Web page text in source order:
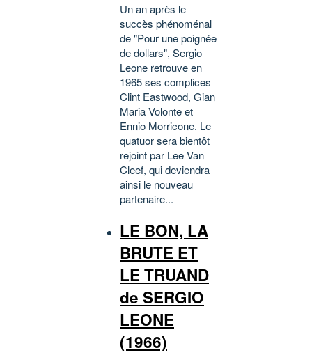
Un an après le
succès phénoménal
de "Pour une poignée
de dollars", Sergio
Leone retrouve en
1965 ses complices
Clint Eastwood, Gian
Maria Volonte et
Ennio Morricone. Le
quatuor sera bientôt
rejoint par Lee Van
Cleef, qui deviendra
ainsi le nouveau
partenaire...
LE BON, LA
BRUTE ET
LE TRUAND
de SERGIO
LEONE
(1966)